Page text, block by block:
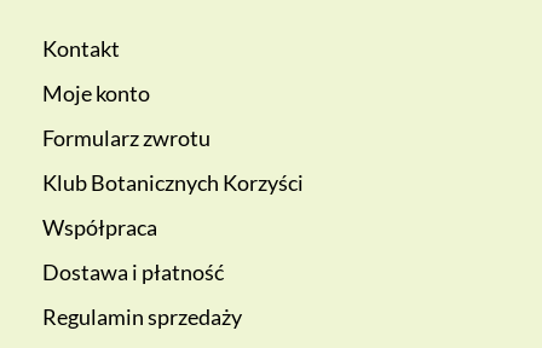
Kontakt
Moje konto
Formularz zwrotu
Klub Botanicznych Korzyści
Współpraca
Dostawa i płatność
Regulamin sprzedaży